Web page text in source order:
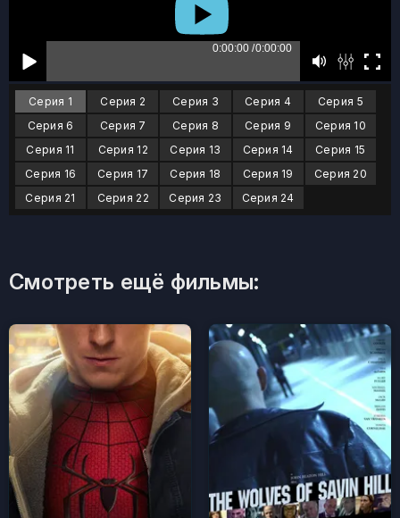
Серия 1 Серия 2 Серия 3 Серия 4
Серия 5
Серия 6
Серия 7 Серия 8 Серия 9
Серия 10
Серия 11
Серия 12 Серия 13 Серия 14
Серия 15
Серия 16
Серия 17 Серия 18 Серия 19
Серия 20
Серия 21
Серия 22 Серия 23 Серия 24
Смотреть ещё фильмы: